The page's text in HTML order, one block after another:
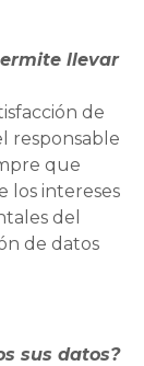
llevar
de
responsable
que
los intereses
del
de datos
sus datos?